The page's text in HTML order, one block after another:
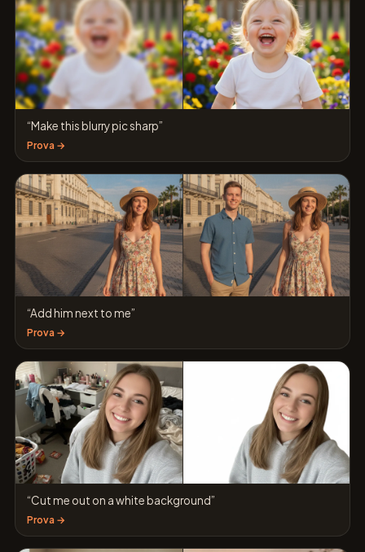
“Make this blurry pic sharp”
Prova →
“Add him next to me”
Prova →
“Cut me out on a white background”
Prova →